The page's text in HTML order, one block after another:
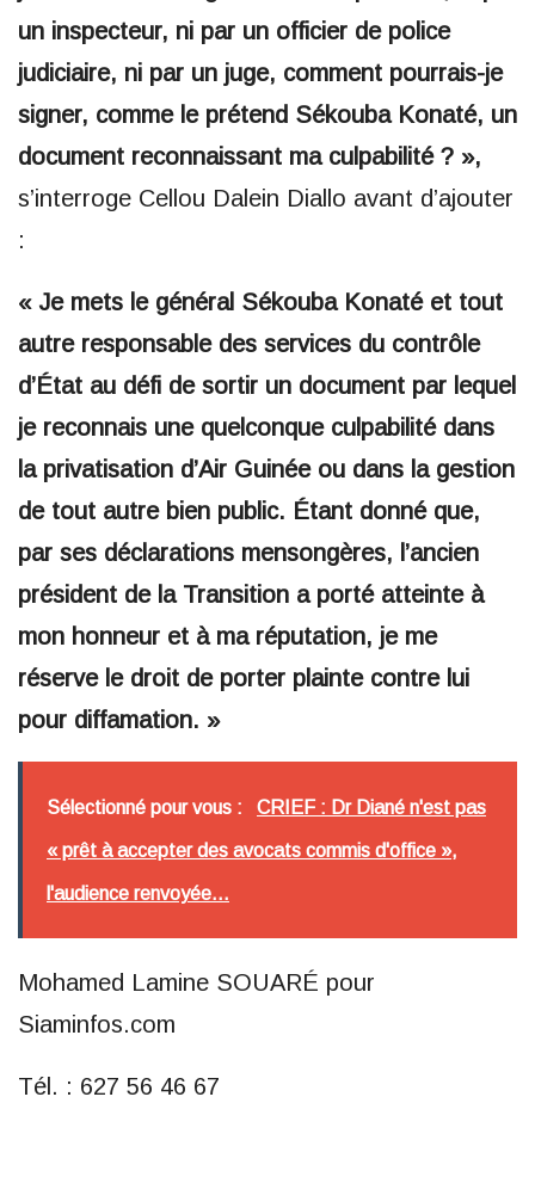
un inspecteur, ni par un officier de police
judiciaire, ni par un juge, comment pourrais-je
signer, comme le prétend Sékouba Konaté, un
document reconnaissant ma culpabilité ? »,
s’interroge Cellou Dalein Diallo avant d’ajouter
:
« Je mets le général Sékouba Konaté et tout
autre responsable des services du contrôle
d’État au défi de sortir un document par lequel
je reconnais une quelconque culpabilité dans
la privatisation d’Air Guinée ou dans la gestion
de tout autre bien public. Étant donné que,
par ses déclarations mensongères, l’ancien
président de la Transition a porté atteinte à
mon honneur et à ma réputation, je me
réserve le droit de porter plainte contre lui
pour diffamation. »
Sélectionné pour vous : CRIEF : Dr Diané n'est pas
« prêt à accepter des avocats commis d'office »,
l'audience renvoyée...
Mohamed Lamine SOUARÉ pour
Siaminfos.com
Tél. : 627 56 46 67